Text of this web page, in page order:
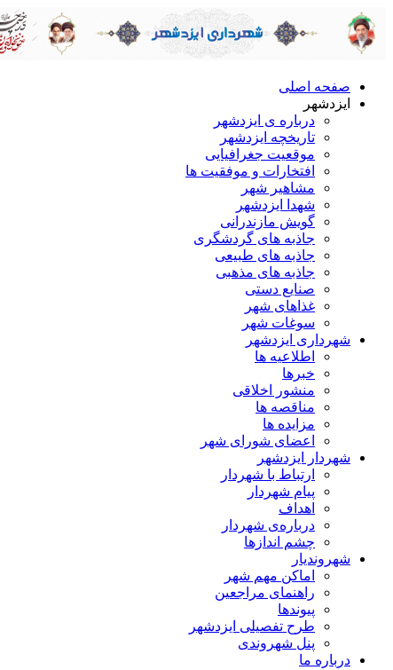
صفحه اصلی
ایزدشهر
درباره ی ایزدشهر
تاریخچه ایزدشهر
موقعیت جغرافیایی
افتخارات و موفقیت ها
مشاهیر شهر
شهدا ایزدشهر
گویش مازندرانی
جاذبه های گردشگری
جاذبه های طبیعی
جاذبه های مذهبی
صنایع دستی
غذاهای شهر
سوغات شهر
شهرداری ایزدشهر
اطلاعیه ها
خبرها
منشور اخلاقی
مناقصه ها
مزایده ها
اعضای شورای شهر
شهردار ایزدشهر
ارتباط با شهردار
پیام شهردار
اهداف
درباره‌ی شهردار
چشم اندازها
شهروندیار
اماکن مهم شهر
راهنمای مراجعین
پیوند‌ها
طرح تفصیلی ایزدشهر
پنل شهروندی
درباره ما